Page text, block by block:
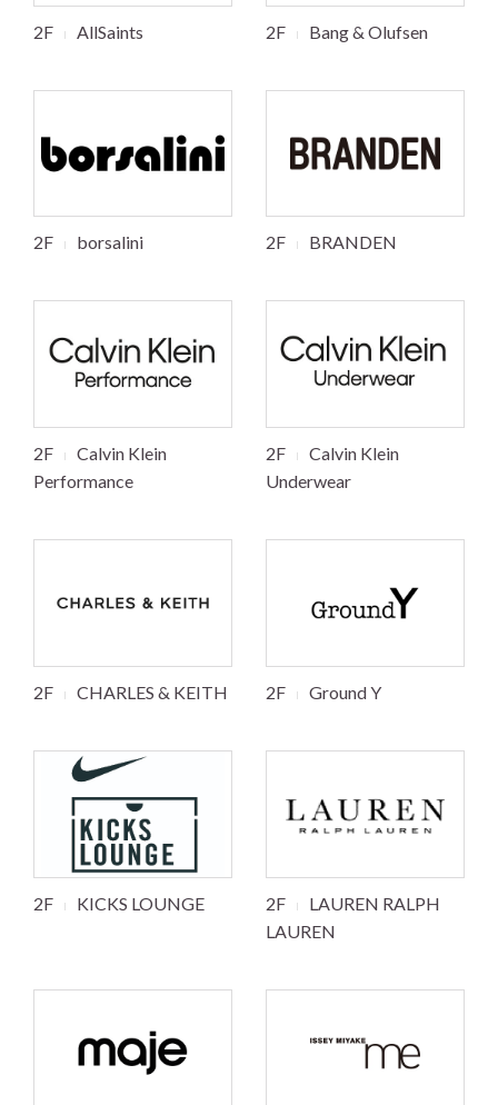
2F AllSaints 2F Bang & Olufsen
2F borsalini 2F BRANDEN
2F
Calvin Klein
Performance
2F
Calvin Klein
Underwear
2F CHARLES & KEITH 2F Ground Y
2F KICKS LOUNGE 2F
LAUREN RALPH
LAUREN